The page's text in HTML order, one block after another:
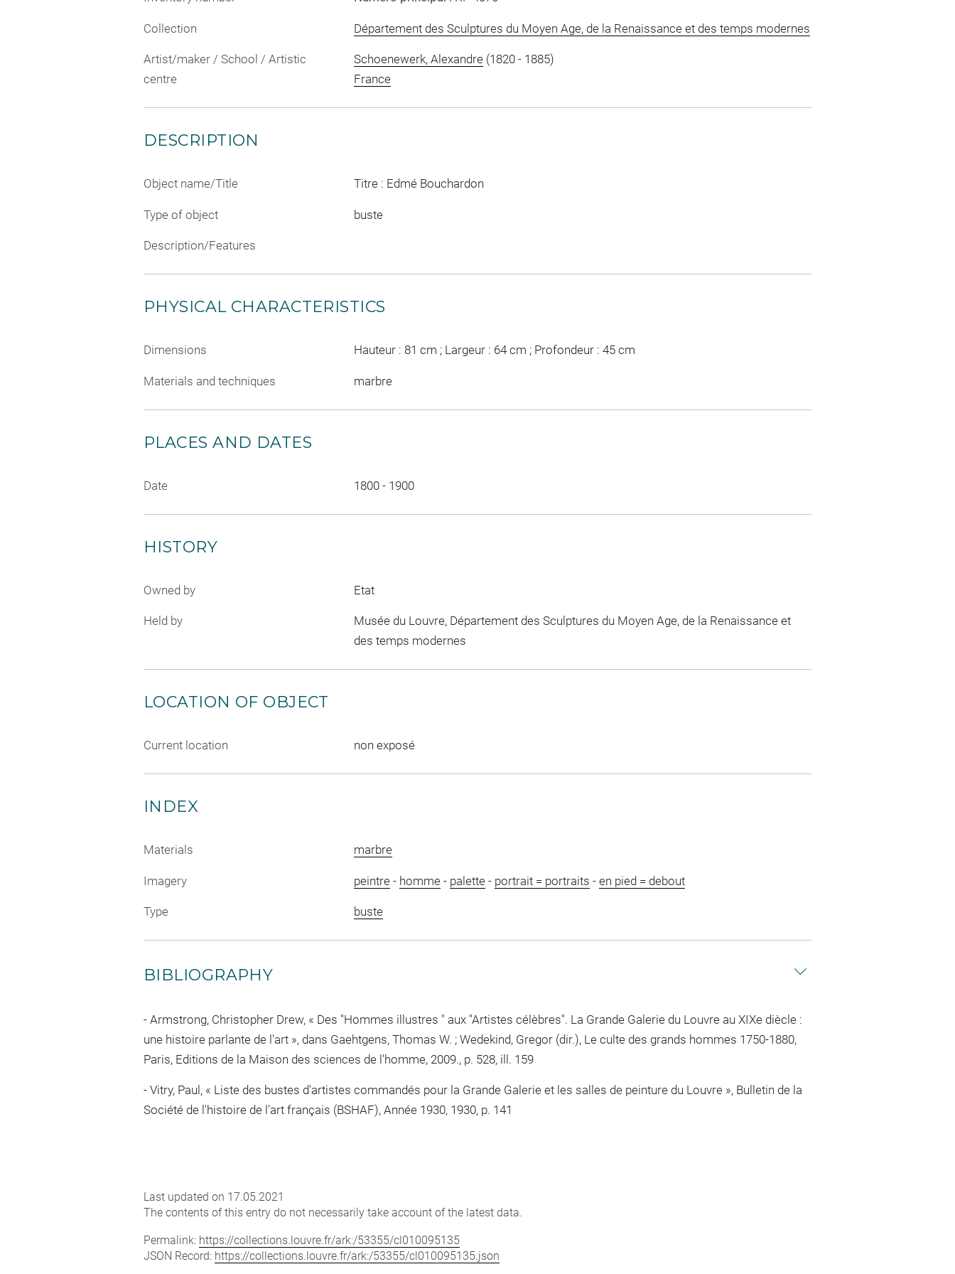
Collection Département des Sculptures du Moyen Age, de la Renaissance et des temps modernes
Artist/maker / School / Artistic
centre
Schoenewerk, Alexandre(1820 - 1885)
France
DESCRIPTION
Object name/Title Titre : Edmé Bouchardon
Type of object buste
Description/Features
PHYSICAL CHARACTERISTICS
Dimensions Hauteur : 81 cm ; Largeur : 64 cm ; Profondeur : 45 cm
Materials and techniques marbre
PLACES AND DATES
Date 1800 - 1900
HISTORY
Owned by Etat
Held by
Musée du Louvre, Département des Sculptures du Moyen Age, de la Renaissance et
des temps modernes
LOCATION OF OBJECT
Current location non exposé
INDEX
Materials marbre
Imagery peintre- homme- palette- portrait = portraits - en pied = debout
Type buste
BIBLIOGRAPHY
Armstrong, Christopher Drew, « Des "Hommes illustres " aux "Artistes célèbres". La Grande Galerie du Louvre au XIXe diècle :
une histoire parlante de l'art », dans Gaehtgens, Thomas W. ; Wedekind, Gregor (dir.), Le culte des grands hommes 1750-1880,
Paris, Editions de la Maison des sciences de l'homme, 2009., p. 528, ill. 159
Vitry, Paul, « Liste des bustes d'artistes commandés pour la Grande Galerie et les salles de peinture du Louvre », Bulletin de la
Société de l'histoire de l'art français (BSHAF), Année 1930, 1930, p. 141
Last updated on 17.05.2021
The contents of this entry do not necessarily take account of the latest data.
Permalink: https://collections.louvre.fr/ark:/53355/cl010095135
JSON Record: https://collections.louvre.fr/ark:/53355/cl010095135.json